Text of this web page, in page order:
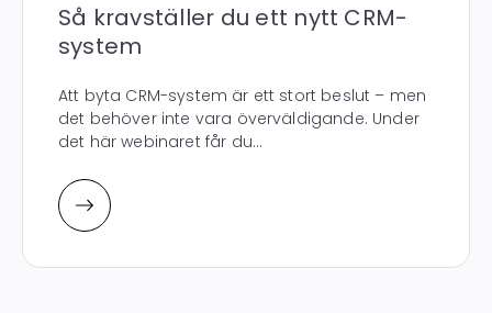
Så kravställer du ett nytt CRM-
system
Att byta CRM-system är ett stort beslut – men
det behöver inte vara överväldigande. Under
det här webinaret får du...